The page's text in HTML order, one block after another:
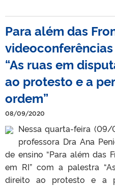
Para além das
“As ruas em
ao protesto e a
ordem”
08/09/2020
Nessa quarta-feira
professora Dra Ana
de ensino “Para além das
em RI” com a palestra
direito ao protesto e a